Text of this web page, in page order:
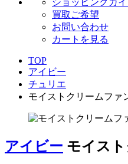
ショッピングガイ
買取ご希望
お問い合わせ
カートを見る
TOP
アイビー
チュリエ
モイストクリームファ
アイビー モイス